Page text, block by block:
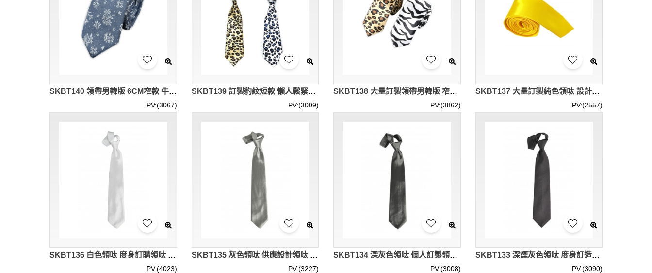
SKBT140 領帶男韓版 6CM窄款 牛仔棉質 休閒百搭 職業淺藍黑手打款碎花 牛仔布領帶 聖誕花紋 賣物會
PV:(3067)
SKBT139 訂製豹紋短款 懶人鬆緊帶 簡易領帶 假帶 不用打結帶
PV:(3009)
SKBT138 大量訂製領帶男韓版 窄款5cm 小領帶 手打款 豹紋斑馬紋領帶 個性學生潮
PV:(3862)
SKBT137 大量訂製純色領呔 設計休閒領呔 領呔供應商
PV:(2557)
SKBT136 白色領呔 度身訂購領呔 領呔廠房 領呔價格
PV:(4023)
SKBT135 灰色領呔 供應設計領呔 領呔專營 領呔價格
PV:(3227)
SKBT134 深灰色領呔 個人訂製領呔 領呔專門店 領呔價格
PV:(3008)
SKBT133 深煙灰色領呔 度身訂造領呔 領呔製衣廠 領呔價格
PV:(3090)